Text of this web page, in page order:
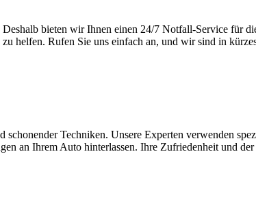
bieten wir Ihnen einen 24/7 Notfall-Service für
helfen. Rufen Sie uns einfach an, und wir sind in
Techniken. Unsere Experten verwenden
an Ihrem Auto hinterlassen. Ihre Zufriedenheit und